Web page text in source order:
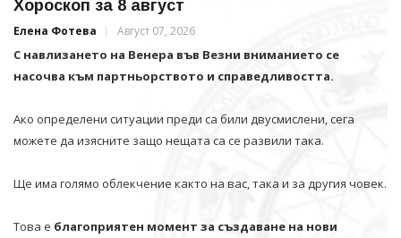
Хороскоп за 8 август
Елена Фотева Август 07, 2026
С навлизането на Венера във Везни вниманието се
насочва към партньорството и справедливостта.
Ако определени ситуации преди са били двусмислени, сега
можете да изясните защо нещата са се развили така.
Ще има голямо облекчение както на вас, така и за другия човек.
Това е благоприятен момент за създаване на нови